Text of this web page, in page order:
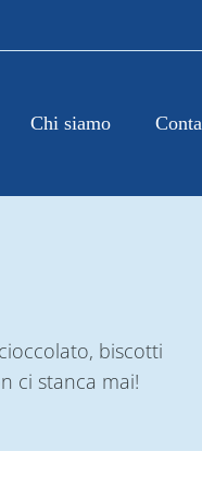
Chi siamo
biscotti
ci stanca mai!